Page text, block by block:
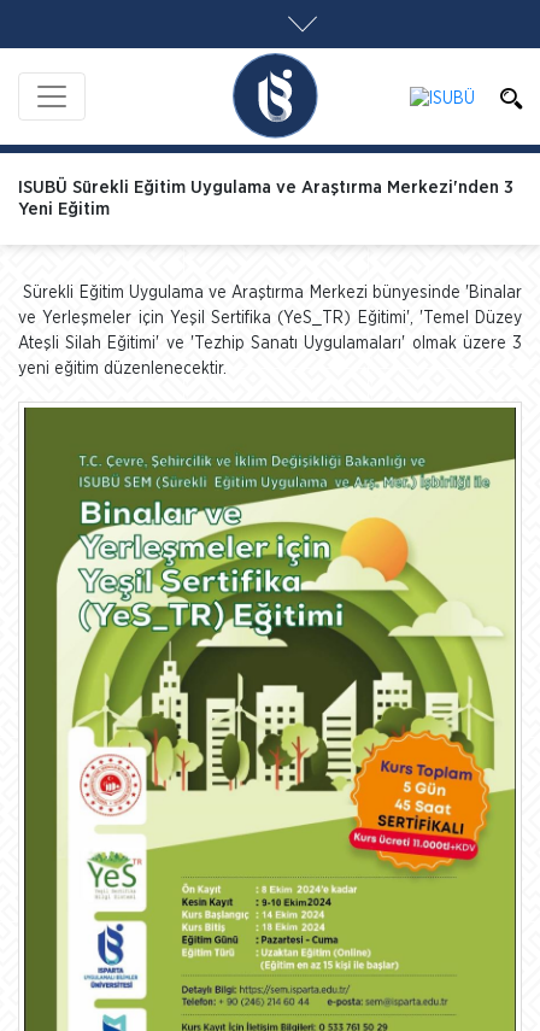
ISUBÜ Sürekli Eğitim Uygulama ve Araştırma Merkezi'nden 3
Yeni Eğitim
Sürekli Eğitim Uygulama ve Araştırma Merkezi bünyesinde 'Binalar
ve Yerleşmeler için Yeşil Sertifika (YeS_TR) Eğitimi', 'Temel Düzey
Ateşli Silah Eğitimi' ve 'Tezhip Sanatı Uygulamaları' olmak üzere 3
yeni eğitim düzenlenecektir.